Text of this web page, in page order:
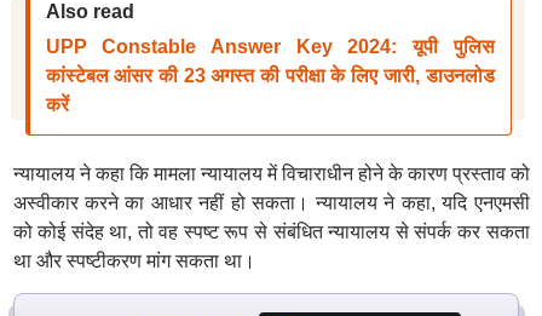
Also read
UPP Constable Answer Key 2024: यूपी पुलिस
कांस्टेबल आंसर की 23 अगस्त की परीक्षा के लिए जारी, डाउनलोड
करें
न्यायालय ने कहा कि मामला न्यायालय में विचाराधीन होने के कारण प्रस्ताव को
अस्वीकार करने का आधार नहीं हो सकता। न्यायालय ने कहा, यदि एनएमसी
को कोई संदेह था, तो वह स्पष्ट रूप से संबंधित न्यायालय से संपर्क कर सकता
था और स्पष्टीकरण मांग सकता था।